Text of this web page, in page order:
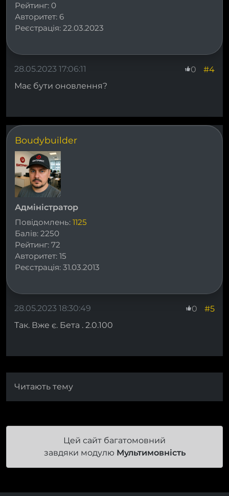
Рейтинг: 0
Авторитет: 6
Реєстрація: 22.03.2023
#4
0
28.05.2023 17:06:11
Має бути оновлення?
Boudybuilder
Адміністратор
Повідомлень: 1125
Балів: 2250
Рейтинг: 72
Авторитет: 15
Реєстрація: 31.03.2013
#5
0
28.05.2023 18:30:49
Так. Вже є. Бета . 2.0.100
Читають тему
Цей сайт багатомовний
завдяки модулю Мультимовність